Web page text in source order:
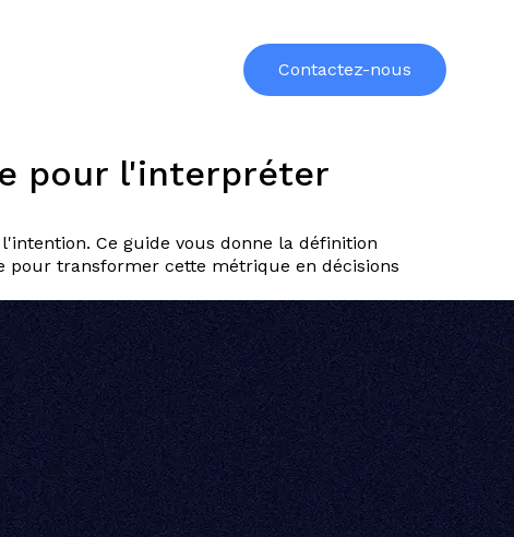
Contactez-nous
pour l'interpréter
Ce guide vous donne la définition
pour transformer cette métrique en décisions